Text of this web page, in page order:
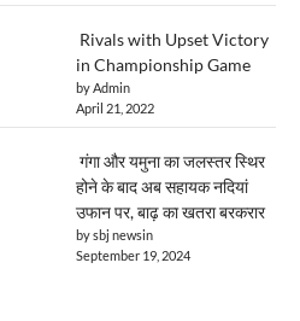
Rivals with Upset Victory
in Championship Game
by Admin
April 21, 2022
गंगा और यमुना का जलस्तर स्थिर
होने के बाद अब सहायक नदियां
उफान पर, बाढ़ का खतरा बरकरार
by sbj newsin
September 19, 2024